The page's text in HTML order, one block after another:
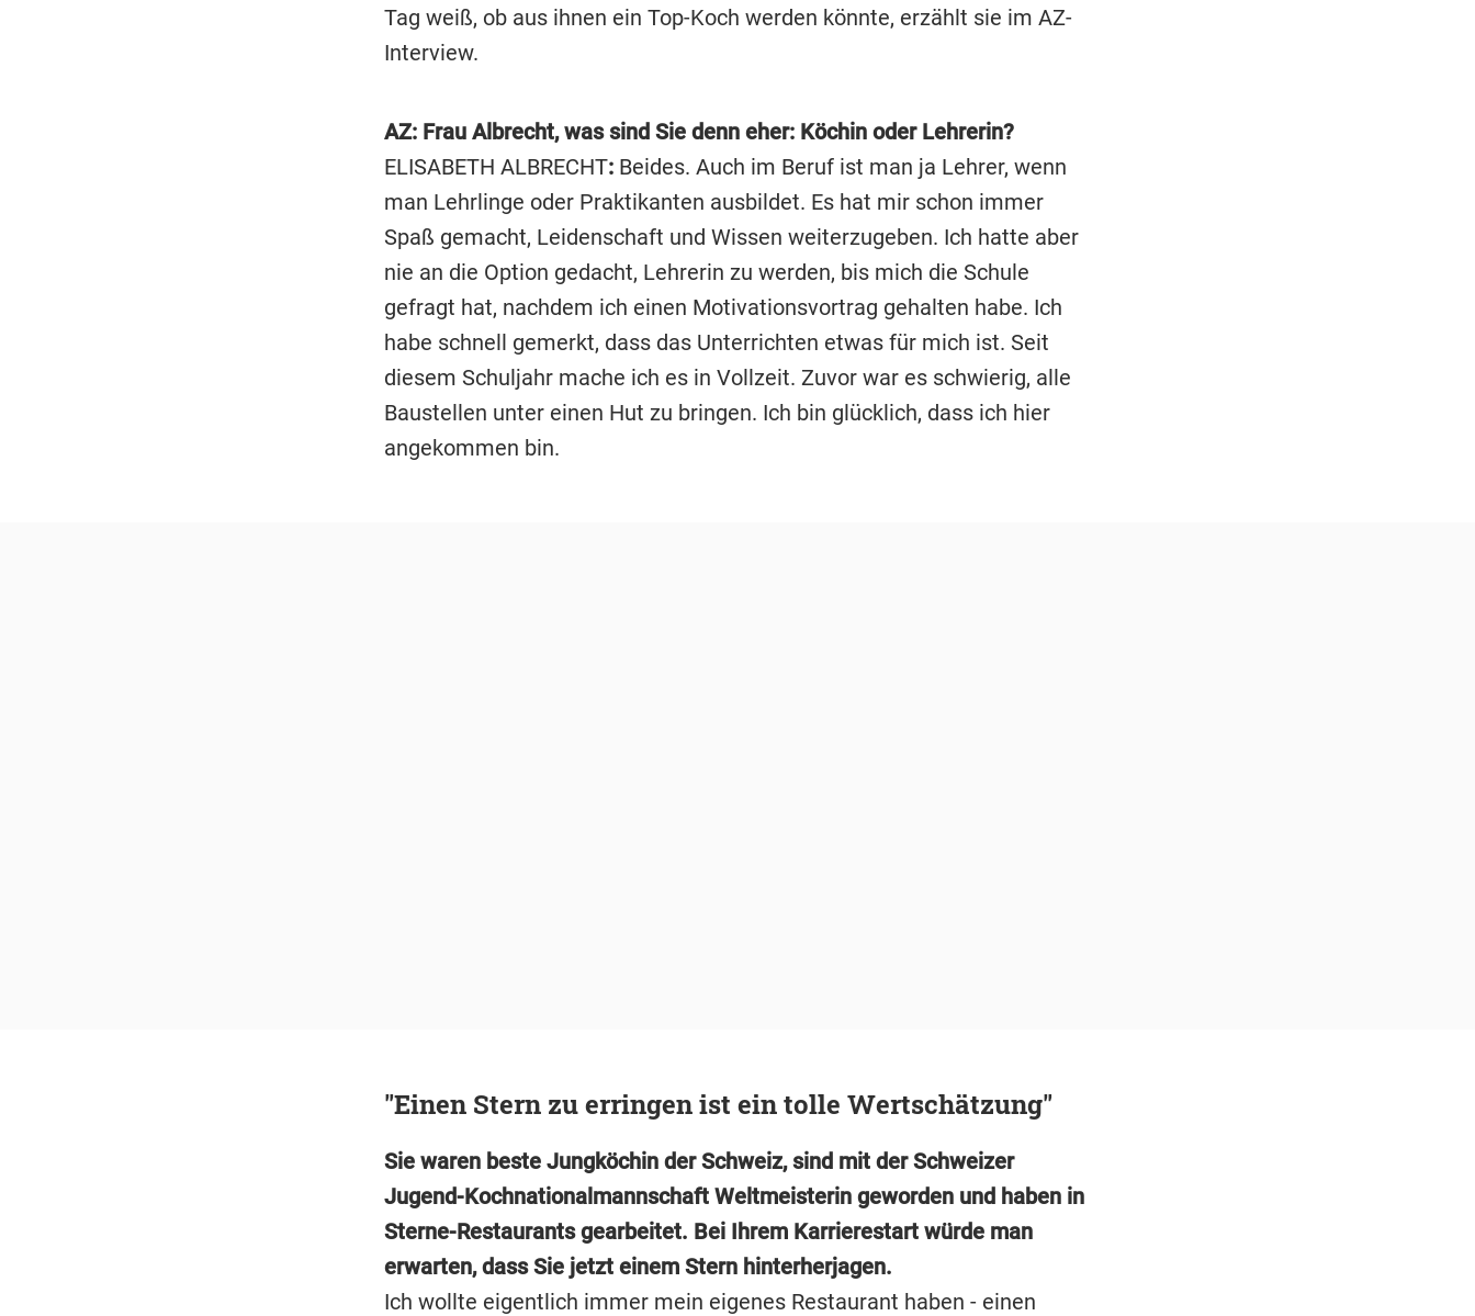
Tag weiß, ob aus ihnen ein Top-Koch werden könnte, erzählt sie im AZ-
Interview.
AZ: Frau Albrecht, was sind Sie denn eher: Köchin oder Lehrerin?
ELISABETH ALBRECHT:Beides. Auch im Beruf ist man ja Lehrer, wenn
man Lehrlinge oder Praktikanten ausbildet. Es hat mir schon immer
Spaß gemacht, Leidenschaft und Wissen weiterzugeben. Ich hatte aber
nie an die Option gedacht, Lehrerin zu werden, bis mich die Schule
gefragt hat, nachdem ich einen Motivationsvortrag gehalten habe. Ich
habe schnell gemerkt, dass das Unterrichten etwas für mich ist. Seit
diesem Schuljahr mache ich es in Vollzeit. Zuvor war es schwierig, alle
Baustellen unter einen Hut zu bringen. Ich bin glücklich, dass ich hier
angekommen bin.
"Einen Stern zu erringen ist ein tolle Wertschätzung"
Sie waren beste Jungköchin der Schweiz, sind mit der Schweizer
Jugend-Kochnationalmannschaft Weltmeisterin geworden und haben in
Sterne-Restaurants gearbeitet. Bei Ihrem Karrierestart würde man
erwarten, dass Sie jetzt einem Stern hinterherjagen.
Ich wollte eigentlich immer mein eigenes Restaurant haben - einen